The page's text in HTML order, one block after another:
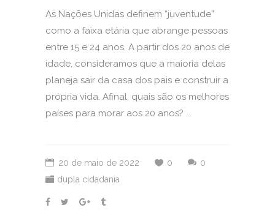
As Nações Unidas definem “juventude”
como a faixa etária que abrange pessoas
entre 15 e 24 anos. A partir dos 20 anos de
idade, consideramos que a maioria delas
planeja sair da casa dos pais e construir a
própria vida. Afinal, quais são os melhores
países para morar aos 20 anos? ...
20 de maio de 2022 0
0
dupla cidadania